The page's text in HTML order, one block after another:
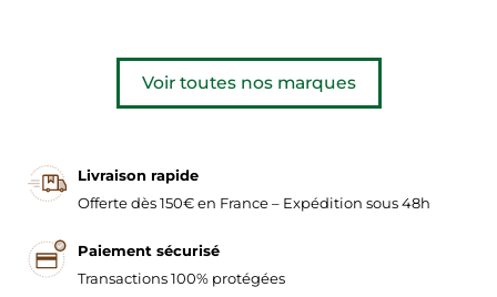
Voir toutes nos marques
Livraison rapide
Offerte dès 150€ en France – Expédition sous 48h
Paiement sécurisé
Transactions 100% protégées